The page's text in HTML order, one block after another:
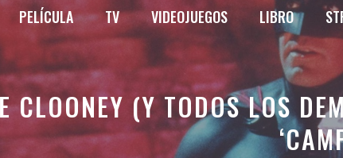
PELÍCULA TV VIDEOJUEGOS LIBRO
CLOONEY (Y TODOS LOS